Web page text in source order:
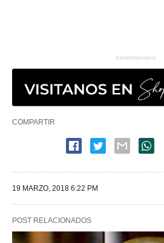
Advertisement
COMPARTIR
19 MARZO, 2018 6:22 PM
POST RELACIONADOS